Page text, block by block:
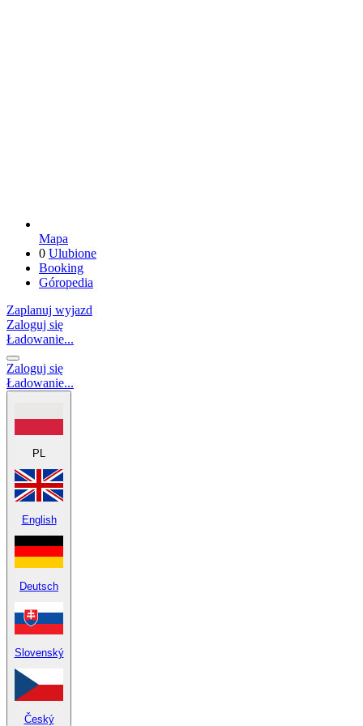
Mapa
0 Ulubione
Booking
Góropedia
Zaplanuj wyjazd
Zaloguj się
Ładowanie...
Zaloguj się
Ładowanie...
PL
English
Deutsch
Slovenský
Český